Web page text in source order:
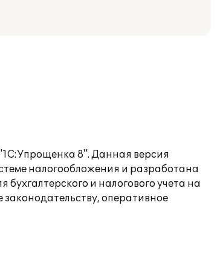
8". Данная версия
налогообложения и разработана
и налогового учета на
оперативное